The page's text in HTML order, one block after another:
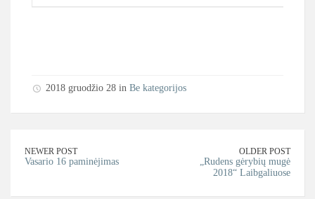
2018 gruodžio 28 in Be kategorijos
NEWER POST
Vasario 16 paminėjimas
OLDER POST
„Rudens gėrybių mugė
2018“ Laibgaliuose